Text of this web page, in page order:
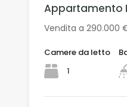
Appartamento
Vendita a 290.000 €
Camere da letto
1